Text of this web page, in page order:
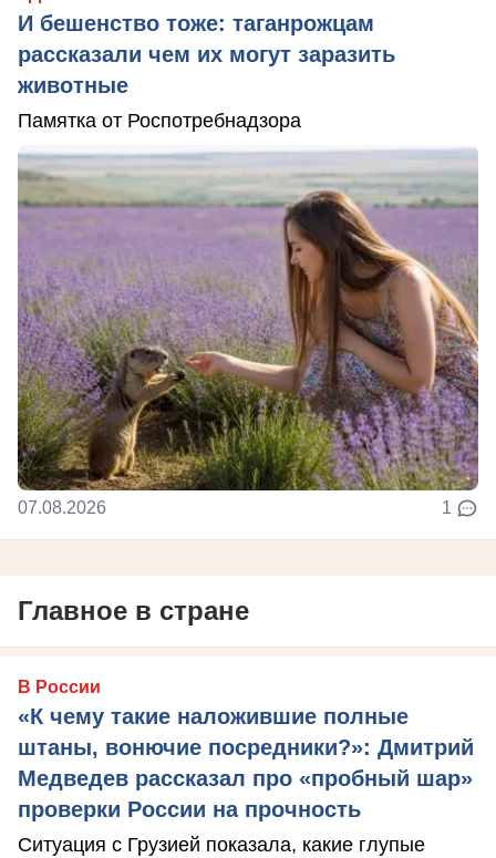
И бешенство тоже: таганрожцам
рассказали чем их могут заразить
животные
Памятка от Роспотребнадзора
07.08.2026 1
Главное в стране
В России
«К чему такие наложившие полные
штаны, вонючие посредники?»: Дмитрий
Медведев рассказал про «пробный шар»
проверки России на прочность
Ситуация с Грузией показала, какие глупые